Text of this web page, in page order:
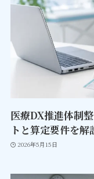
医療DX推進体制
トと算定要件を解
2026年5月15日